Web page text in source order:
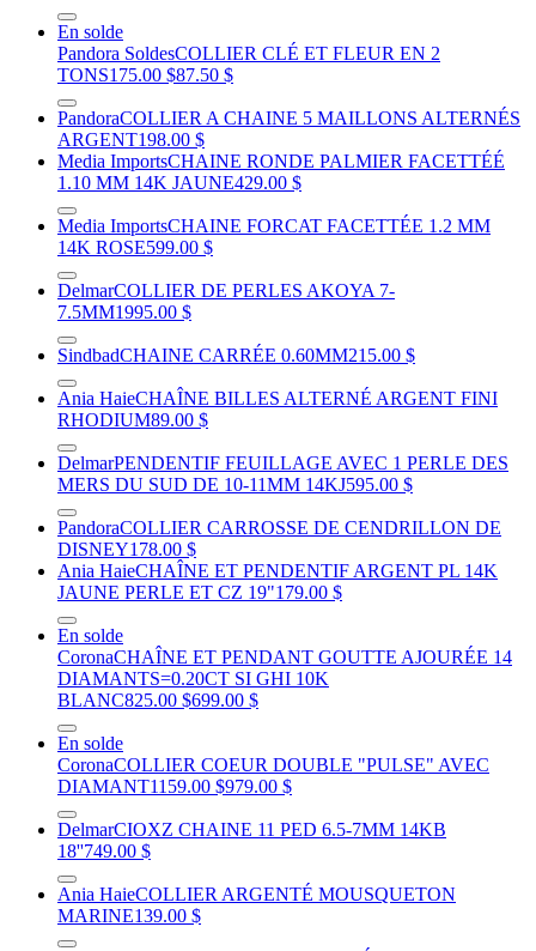
En solde
Pandora SoldesCOLLIER CLÉ ET FLEUR EN 2
TONS175.00 $87.50 $
PandoraCOLLIER A CHAINE 5 MAILLONS ALTERNÉS
ARGENT198.00 $
Media ImportsCHAINE RONDE PALMIER FACETTÉÉ
1.10 MM 14K JAUNE429.00 $
Media ImportsCHAINE FORCAT FACETTÉE 1.2 MM
14K ROSE599.00 $
DelmarCOLLIER DE PERLES AKOYA 7-
7.5MM1995.00 $
SindbadCHAINE CARRÉE 0.60MM215.00 $
Ania HaieCHAÎNE BILLES ALTERNÉ ARGENT FINI
RHODIUM89.00 $
DelmarPENDENTIF FEUILLAGE AVEC 1 PERLE DES
MERS DU SUD DE 10-11MM 14KJ595.00 $
PandoraCOLLIER CARROSSE DE CENDRILLON DE
DISNEY178.00 $
Ania HaieCHAÎNE ET PENDENTIF ARGENT PL 14K
JAUNE PERLE ET CZ 19"179.00 $
En solde
CoronaCHAÎNE ET PENDANT GOUTTE AJOURÉE 14
DIAMANTS=0.20CT SI GHI 10K
BLANC825.00 $699.00 $
En solde
CoronaCOLLIER COEUR DOUBLE "PULSE" AVEC
DIAMANT1159.00 $979.00 $
DelmarCIOXZ CHAINE 11 PED 6.5-7MM 14KB
18''749.00 $
Ania HaieCOLLIER ARGENTÉ MOUSQUETON
MARINE139.00 $